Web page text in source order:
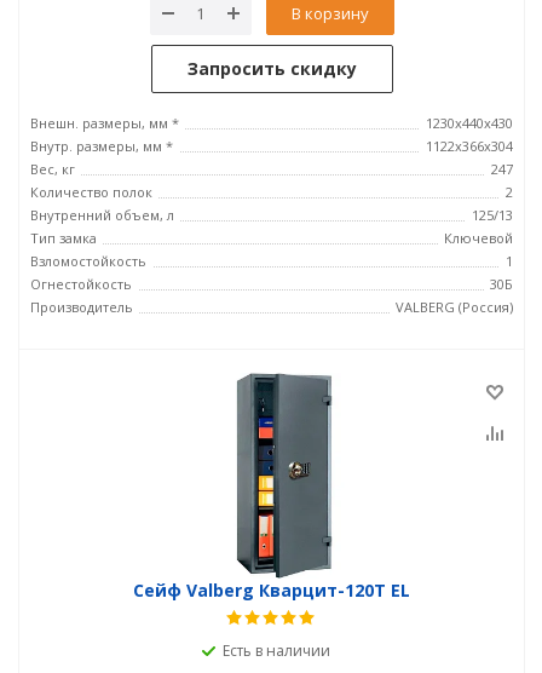
В корзину
Запросить скидку
Внешн. размеры, мм *
1230х440х430
Внутр. размеры, мм *
1122х366х304
Вес, кг
247
Количество полок
2
Внутренний объем, л
125/13
Тип замка
Ключевой
Взломостойкость
1
Огнестойкость
30Б
Производитель
VALBERG (Россия)
Сейф Valberg Кварцит-120Т EL
Есть в наличии